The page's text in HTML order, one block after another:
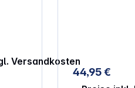
Versandkostenzudem vor
Gerät bewahrt.
MacBook nicht
44,95 €